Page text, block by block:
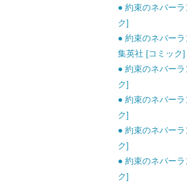
● 約束のネバー
ク]
● 約束のネバー
集英社 [コミック]
● 約束のネバー
ク]
● 約束のネバー
ク]
● 約束のネバー
ク]
● 約束のネバー
ク]